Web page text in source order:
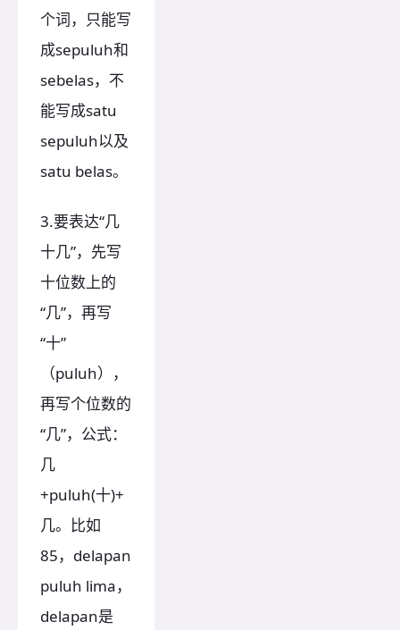
个词，只能写
成sepuluh和
sebelas，不
能写成satu
sepuluh以及
satu belas。
3.要表达“几
十几”，先写
十位数上的
“几”，再写
“十”
（puluh），
再写个位数的
“几”，公式：
几
+puluh(十)+
几。比如
85，delapan
puluh lima，
delapan是